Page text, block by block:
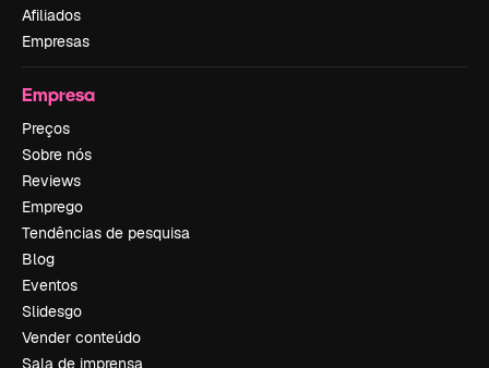
Afiliados
Empresas
Empresa
Preços
Sobre nós
Reviews
Emprego
Tendências de pesquisa
Blog
Eventos
Slidesgo
Vender conteúdo
Sala de imprensa